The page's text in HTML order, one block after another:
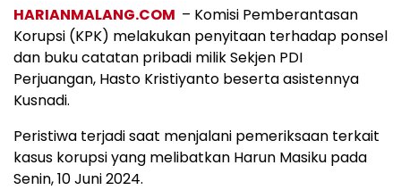
HARIANMALANG.COM – Komisi Pemberantasan
Korupsi (KPK) melakukan penyitaan terhadap ponsel
dan buku catatan pribadi milik Sekjen PDI
Perjuangan, Hasto Kristiyanto beserta asistennya
Kusnadi.
Peristiwa terjadi saat menjalani pemeriksaan terkait
kasus korupsi yang melibatkan Harun Masiku pada
Senin, 10 Juni 2024.